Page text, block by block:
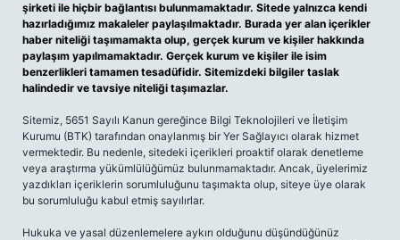
şirketi ile hiçbir bağlantısı bulunmamaktadır. Sitede yalnızca kendi
hazırladığımız makaleler paylaşılmaktadır. Burada yer alan içerikler
haber niteliği taşımamakta olup, gerçek kurum ve kişiler hakkında
paylaşım yapılmamaktadır. Gerçek kurum ve kişiler ile isim
benzerlikleri tamamen tesadüfidir. Sitemizdeki bilgiler taslak
halindedir ve tavsiye niteliği taşımazlar.
Sitemiz, 5651 Sayılı Kanun gereğince Bilgi Teknolojileri ve İletişim
Kurumu (BTK) tarafından onaylanmış bir Yer Sağlayıcı olarak hizmet
vermektedir. Bu nedenle, sitedeki içerikleri proaktif olarak denetleme
veya araştırma yükümlülüğümüz bulunmamaktadır. Ancak, üyelerimiz
yazdıkları içeriklerin sorumluluğunu taşımakta olup, siteye üye olarak
bu sorumluluğu kabul etmiş sayılırlar.
Hukuka ve yasal düzenlemelere aykırı olduğunu düşündüğünüz